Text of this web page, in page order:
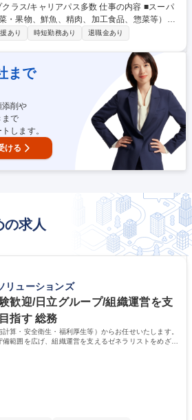
リアパス多数 仕事の内容 ■スーパ
・果物、鮮魚、精肉、加工食品、惣菜等）の
ます。将来的には適性を考慮の上、様々な部
舗でのお仕事に慣れていただくことからスタ
舗売上予算 及び 利益予算達成のために、・
計画に基づく日々の売場マネジメント ・数
返り ・部門メンバーのシフト管理、労務管理
いただきます。 募集職種 【和歌山/
西シェアトップクラス/キャリアパス多数
あり 時短勤務あり 退職金あり
まで
削や
まで
します。
ける
の求人
リューションズ
歓迎/日立グループ/組織運営を支
指す 総務
算・安全衛生・福利厚生等）からお任せいたします。
範囲を広げ、組織運営を支えるゼネラリストをめざせ